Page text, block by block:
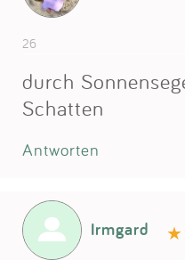
26
durch
Schatten
Antworten
Irmgard